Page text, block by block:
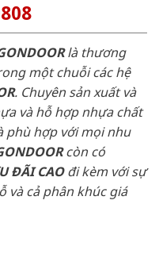
là thương
một chuỗi các hệ
. Chuyên sản xuất và
và hỗ hợp nhựa chất
phù hợp với mọi nhu
còn có
ĐÃI CAOđi kèm với sự
và cả phân khúc giá